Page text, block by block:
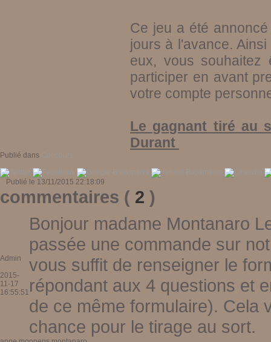
Ce jeu a été
jours à l'avance.
eux, vous souhaitez
participer en avant
votre compte
Le gagnant tiré au
Durant
Publié dans Concours
Publié le 13/11/2015 22:18:09
commentaires ( 2 )
Admin
2015-
11-17
16:55:51
Bonjour madame Montanaro
passée une commande sur
vous suffit de renseigner le
répondant aux 4 questions et
de ce même formulaire). Cela
chance pour le tirage au sort.